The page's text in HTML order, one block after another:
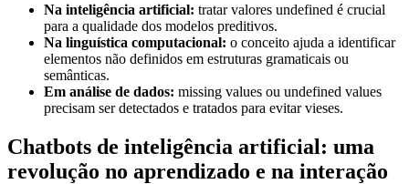
Na inteligência artificial: tratar valores undefined é crucial
para a qualidade dos modelos preditivos.
Na linguística computacional: o conceito ajuda a identificar
elementos não definidos em estruturas gramaticais ou
semânticas.
Em análise de dados: missing values ou undefined values
precisam ser detectados e tratados para evitar vieses.
Chatbots de inteligência artificial: uma
revolução no aprendizado e na interação